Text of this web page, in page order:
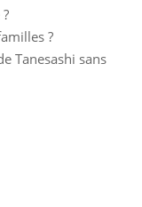
?
Tanesashi sans